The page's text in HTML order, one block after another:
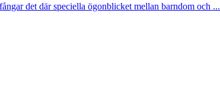
det där speciella ögonblicket mellan barndom och ...